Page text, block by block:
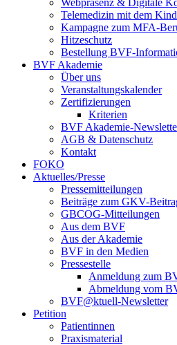
Webpräsenz & Digitale
Telemedizin mit dem
Kampagne zum MFA-
Hitzeschutz
Bestellung BVF-
BVF Akademie
Über uns
Veranstaltungskalender
Zertifizierungen
Kriterien
BVF Akademie-
AGB & Datenschutz
Kontakt
FOKO
Aktuelles/Presse
Pressemitteilungen
Beiträge zum GKV-
GBCOG-Mitteilungen
Aus dem BVF
Aus der Akademie
BVF in den Medien
Pressestelle
Anmeldung zum
Abmeldung vom
BVF@ktuell-Newsletter
Petition
Patientinnen
Praxismaterial